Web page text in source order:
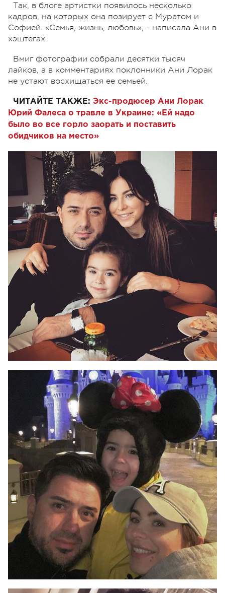
Так, в блоге артистки появилось несколько
кадров, на которых она позирует с Муратом и
Софией. «Семья, жизнь, любовь», - написала Ани в
хэштегах.
Вмиг фотографии собрали десятки тысяч
лайков, а в комментариях поклонники Ани Лорак
не устают восхищаться ее семьей.
ЧИТАЙТЕ ТАКЖЕ: Экс-продюсер Ани Лорак
Юрий Фалеса о травле в Украине: «Ей надо
было во все горло заорать и поставить
обидчиков на место»